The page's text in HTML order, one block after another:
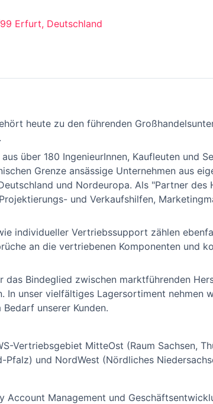
99 Erfurt, Deutschland
heute zu den führenden
über 180 IngenieurInnen, Kaufleuten und
Grenze ansässige Unternehmen aus
und Nordeuropa. Als "Partner des
und Verkaufshilfen,
individueller Vertriebssupport zählen
an die vertriebenen Komponenten und
das Bindeglied zwischen marktführenden
In unser vielfältiges Lagersortiment nehmen
unserer Kunden.
Vertriebsgebiet MitteOst (Raum Sachsen,
Pfalz) und NordWest (Nördliches
Account Management und